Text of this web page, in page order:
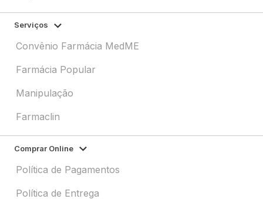
Serviços
Convênio Farmácia MedME
Farmácia Popular
Manipulação
Farmaclin
Comprar Online
Política de Pagamentos
Política de Entrega